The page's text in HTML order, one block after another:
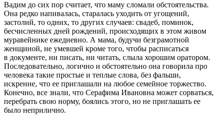
Вадим до сих пор считает, что маму сломали обстоятельства.
Она редко напивалась, старалась уходить от угощений,
застолий, то одних, то других случаев: свадеб, поминок,
бесчисленных дней рождений, происходящих в этом живом
муравейнике ежедневно. А мама, будучи безграмотной
женщиной, не умевшей кроме того, чтобы расписаться
в документе, ни писать, ни читать, слыла хорошим оратором.
Последовательно, логично и обстоятельно она говорила про
человека такие простые и теплые слова, без фальши,
искренне, что ее приглашали на любое семейное торжество.
Конечно, все знали, что Серафима Ивановна может сорваться,
перебрать свою норму, боялись этого, но не приглашать ее
было неприлично.